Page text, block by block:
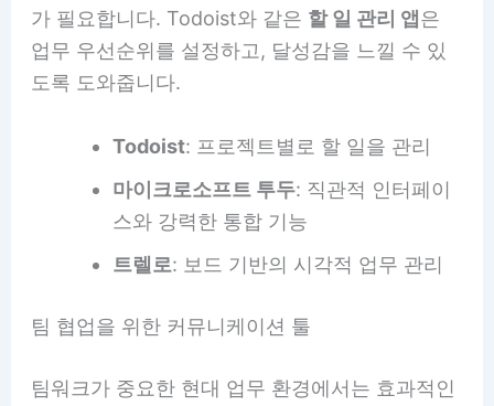
가 필요합니다. Todoist와 같은 할 일 관리 앱 은
업무 우선순위를 설정하고, 달성감을 느낄 수 있
도록 도와줍니다.
Todoist: 프로젝트별로 할 일을 관리
마이크로소프트 투두: 직관적 인터페이
스와 강력한 통합 기능
트렐로: 보드 기반의 시각적 업무 관리
팀 협업을 위한 커뮤니케이션 툴
팀워크가 중요한 현대 업무 환경에서는 효과적인